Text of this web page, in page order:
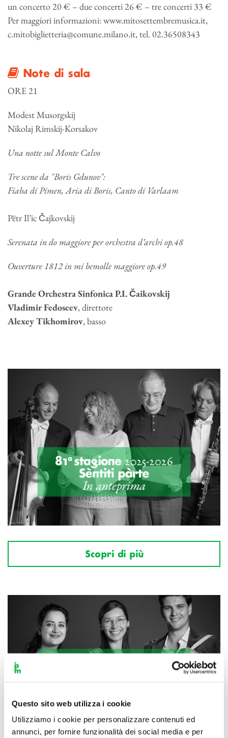
Questo sito web utilizza i cookie
Utilizziamo i cookie per personalizzare contenuti ed
annunci, per fornire funzionalità dei social media e per
un concerto 20 € – due concerti 26 € – tre concerti 33 €
Per maggiori informazioni: www.mitosettembremusica.it,
c.mitobiglietteria@comune.milano.it, tel. 02.36508343
Note di sala
ORE 21
Modest Musorgskij
Nikolaj Rimskij-Korsakov
Una notte sul Monte Calvo
Tre scene da "Boris Gdunov":
Fiaba di Pimen, Aria di Boris, Canto di Varlaam
Pëtr Il’ic Čajkovskij
Serenata in do maggiore per orchestra d’archi op.48
Ouverture 1812 in mi bemolle maggiore op.49
Grande Orchestra Sinfonica P.I. Čaikovskij
Vladimir Fedoseev, direttore
Alexey Tikhomirov, basso
Scopri di più